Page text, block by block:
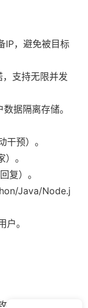
IP，避免被目标
支持无限并发
据隔离存储。
预）。
。
复）。
Java/Node.j
。
、欺诈）。